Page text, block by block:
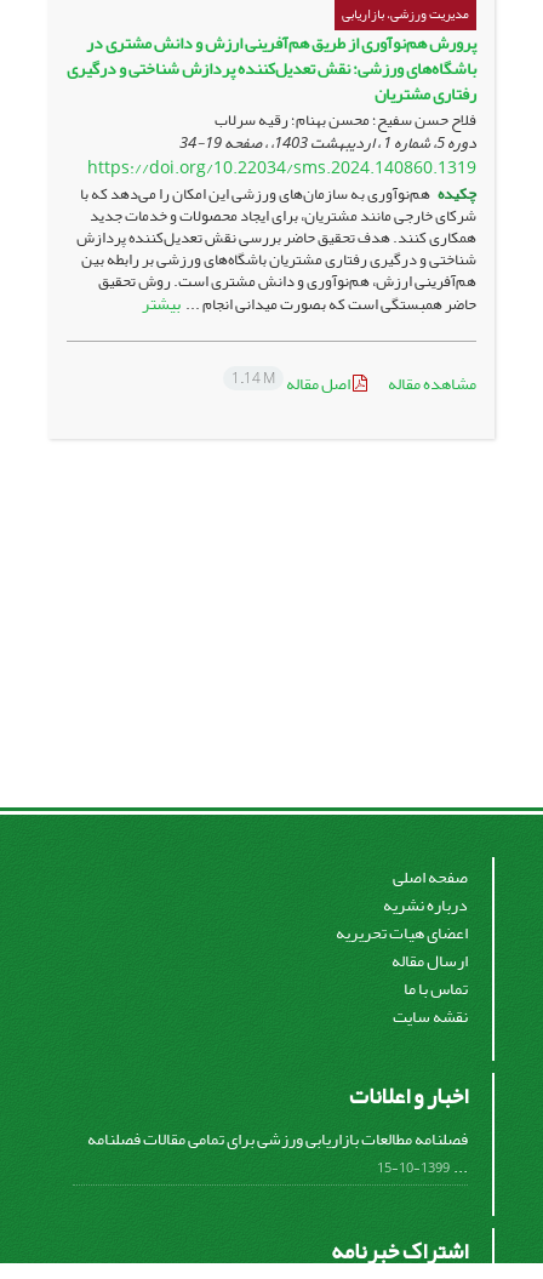
مدیریت ورزشی، بازاریابی
پرورش هم‌نوآوری از طریق هم‌آفرینی ارزش و دانش مشتری در
باشگاه‌های ورزشی: نقش تعدیل‌کننده پردازش شناختی و درگیری
رفتاری مشتریان
فلاح حسن سفیح؛ محسن بهنام؛ رقیه سرلاب
دوره 5، شماره 1 ، اردیبهشت 1403، ، صفحه 19-34
https://doi.org/10.22034/sms.2024.140860.1319
چکیده هم‌نوآوری به سازمان‌های ورزشی این امکان را می‌دهد که با
شرکای خارجی مانند مشتریان، برای ایجاد محصولات و خدمات جدید
همکاری کنند. هدف تحقیق حاضر بررسی نقش تعدیل‌کننده پردازش
شناختی و درگیری رفتاری مشتریان باشگاه‌های ورزشی بر رابطه بین
هم‌آفرینی ارزش، هم‌نوآوری و دانش مشتری است. روش تحقیق
حاضر همبستگی است که بصورت میدانی انجام ... بیشتر
مشاهده مقاله اصل مقاله 1.14 M
صفحه اصلی
درباره نشریه
اعضای هیات تحریریه
ارسال مقاله
تماس با ما
نقشه سایت
اخبار و اعلانات
فصلنامه مطالعات بازاریابی ورزشی برای تمامی مقالات فصلنامه
...
1399-10-15
اشتراک خبرنامه